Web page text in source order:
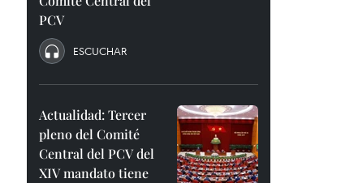
PCV
ESCUCHAR
Actualidad: Tercer
pleno del Comité
Central del PCV del
XIV mandato tiene